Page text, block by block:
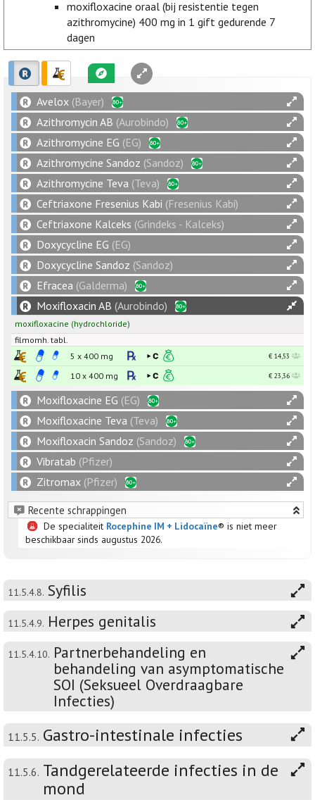
moxifloxacine oraal (bij resistentie tegen
azithromycine) 400 mg in 1 gift gedurende 7
dagen
Avelox (Bayer)
Azithromycin AB (Aurobindo)
Azithromycine EG (EG)
Azithromycine Sandoz (Sandoz)
Azithromycine Teva (Teva)
Ceftriaxone Fresenius Kabi (Fresenius Kabi)
Ceftriaxone Kalceks (Grindeks - Kalceks)
Doxycycline EG (EG)
Doxycycline Sandoz (Sandoz)
Efracea (Galderma)
Moxifloxacin AB (Aurobindo)
moxifloxacine (hydrochloride)
filmomh. tabl.
5 x 400 mg € 14,53
10 x 400 mg € 23,36
Moxifloxacine EG (EG)
Moxifloxacine Teva (Teva)
Moxifloxacin Sandoz (Sandoz)
Vibratab (Pfizer)
Zitromax (Pfizer)
Recente schrappingen
De specialiteit Rocephine IM + Lidocaïne® is niet meer
beschikbaar sinds augustus 2026.
11.5.4.8. Syfilis
11.5.4.9. Herpes genitalis
11.5.4.10. Partnerbehandeling en
behandeling van asymptomatische
SOI (Seksueel Overdraagbare
Infecties)
11.5.5. Gastro-intestinale infecties
11.5.6. Tandgerelateerde infecties in de
mond